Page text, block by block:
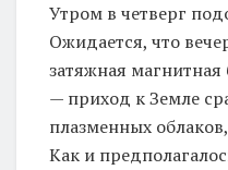
Утром в четверг
Ожидается, что
затяжная
— приход к Земле
плазменных
Как и